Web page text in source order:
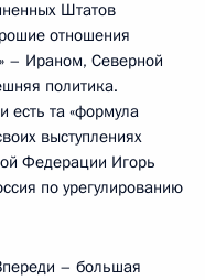
Штатов
отношения
– Ираном, Северной
политика.
есть та «формула
выступлениях
Федерации Игорь
по урегулированию
– большая